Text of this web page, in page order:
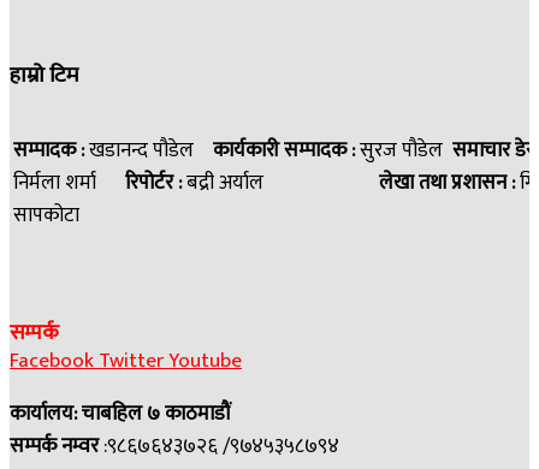
हाम्रो टिम
सम्पादक :खडानन्द पौडेल कार्यकारी सम्पादक :सुरज पौडेल समाचार
निर्मला शर्मा रिपोर्टर :बद्री अर्याल लेखा तथा प्रशासन :
सापकोटा
सम्पर्क
FacebookTwitterYoutube
कार्यालय: चाबहिल ७ काठमाडौं
सम्पर्क नम्वर:९८६७६४३७२६ /९७४५३५८७९४